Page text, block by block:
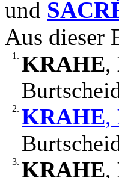
und
Aus dieser
1. KRAHE,
2. KRAHE,
3. KRAHE,